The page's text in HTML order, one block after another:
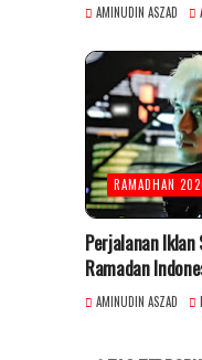
AMINUDIN ASZAD
RAMADHAN
Perjalanan Iklan
Ramadan
AMINUDIN ASZAD